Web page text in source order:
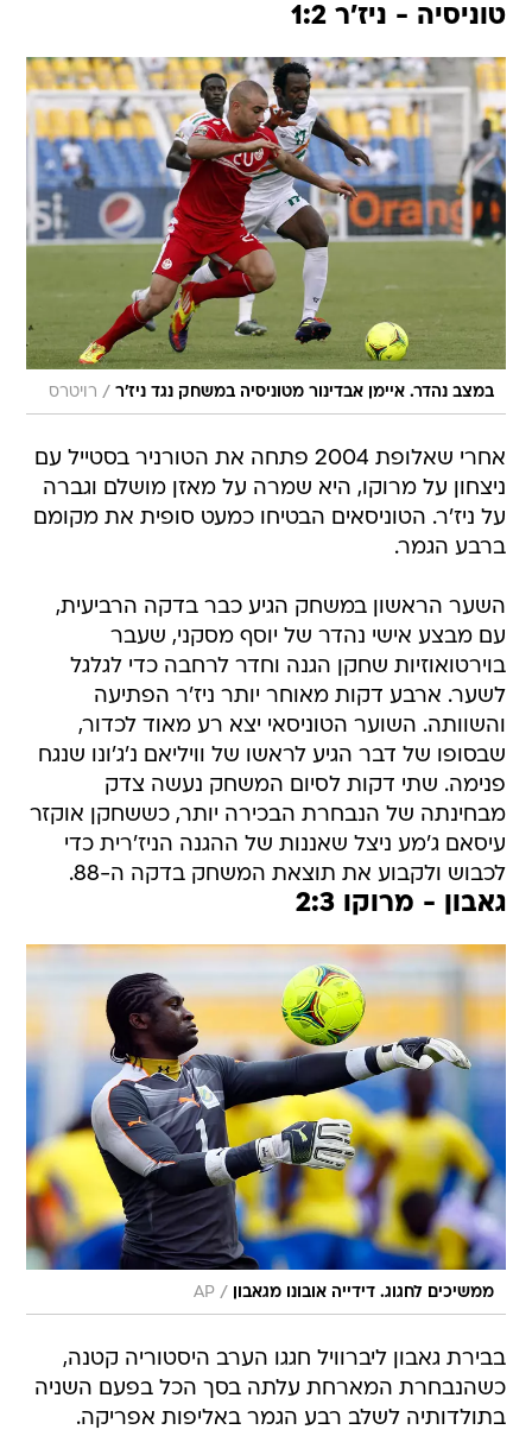
טוניסיה - ניז'ר 1:2
במצב נהדר. איימן אבדינור מטוניסיה במשחק נגד ניז'ר / רויטרס
אחרי שאלופת 2004 פתחה את הטורניר בסטייל עם
ניצחון על מרוקו, היא שמרה על מאזן מושלם וגברה
על ניז'ר. הטוניסאים הבטיחו כמעט סופית את מקומם
ברבע הגמר.
השער הראשון במשחק הגיע כבר בדקה הרביעית,
עם מבצע אישי נהדר של יוסף מסקני, שעבר
בוירטואוזיות שחקן הגנה וחדר לרחבה כדי לגלגל
לשער. ארבע דקות מאוחר יותר ניז'ר הפתיעה
והשוותה. השוער הטוניסאי יצא רע מאוד לכדור,
שבסופו של דבר הגיע לראשו של וויליאם נ'ג'ונו שנגח
פנימה. שתי דקות לסיום המשחק נעשה צדק
מבחינתה של הנבחרת הבכירה יותר, כששחקן אוקזר
עיסאם ג'מע ניצל שאננות של ההגנה הניז'רית כדי
לכבוש ולקבוע את תוצאת המשחק בדקה ה-88.
גאבון - מרוקו 2:3
ממשיכים לחגוג. דידייה אובונו מגאבון /
AP
בבירת גאבון ליברוויל חגגו הערב היסטוריה קטנה,
כשהנבחרת המארחת עלתה בסך הכל בפעם השניה
בתולדותיה לשלב רבע הגמר באליפות אפריקה.